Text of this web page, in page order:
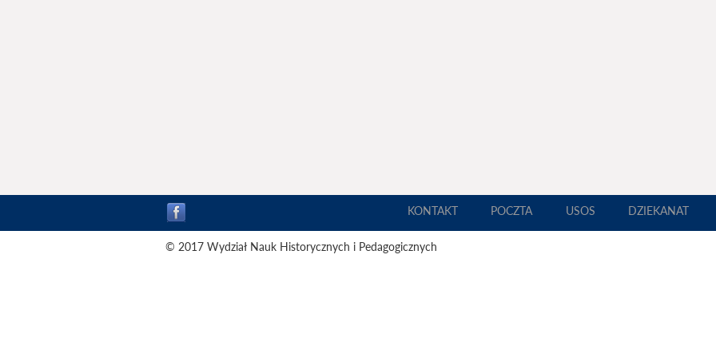
KONTAKT POCZTA USOS DZIEKANAT
© 2017 Wydział Nauk Historycznych i Pedagogicznych